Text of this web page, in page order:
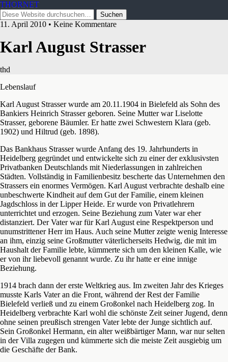
THORNET
11. April 2010 • Keine Kommentare
Karl August Strasser
thd
Lebenslauf
Karl August Strasser wurde am 20.11.1904 in Bielefeld als Sohn des
Bankiers Heinrich Strasser geboren. Seine Mutter war Liselotte
Strasser, geborene Bäumler. Er hatte zwei Schwestern Klara (geb.
1902) und Hiltrud (geb. 1898).
Das Bankhaus Strasser wurde Anfang des 19. Jahrhunderts in
Heidelberg gegründet und entwickelte sich zu einer der exklusivsten
Privatbanken Deutschlands mit Niederlassungen in zahlreichen
Städten. Vollständig in Familienbesitz bescherte das Unternehmen den
Strassers ein enormes Vermögen. Karl August verbrachte deshalb eine
unbeschwerte Kindheit auf dem Gut der Familie, einem kleinen
Jagdschloss in der Lipper Heide. Er wurde von Privatlehrern
unterrichtet und erzogen. Seine Beziehung zum Vater war eher
distanziert. Der Vater war für Karl August eine Respektperson und
unumstrittener Herr im Haus. Auch seine Mutter zeigte wenig Interesse
an ihm, einzig seine Großmutter väterlicherseits Hedwig, die mit im
Haushalt der Familie lebte, kümmerte sich um den kleinen Kalle, wie
er von ihr liebevoll genannt wurde. Zu ihr hatte er eine innige
Beziehung.
1914 brach dann der erste Weltkrieg aus. Im zweiten Jahr des Krieges
musste Karls Vater an die Front, während der Rest der Familie
Bielefeld verließ und zu einem Großonkel nach Heidelberg zog. In
Heidelberg verbrachte Karl wohl die schönste Zeit seiner Jugend, denn
ohne seinen preußisch strengen Vater lebte der Junge sichtlich auf.
Sein Großonkel Hermann, ein alter weißbärtiger Mann, war nur selten
in der Villa zugegen und kümmerte sich die meiste Zeit ausgiebig um
die Geschäfte der Bank.